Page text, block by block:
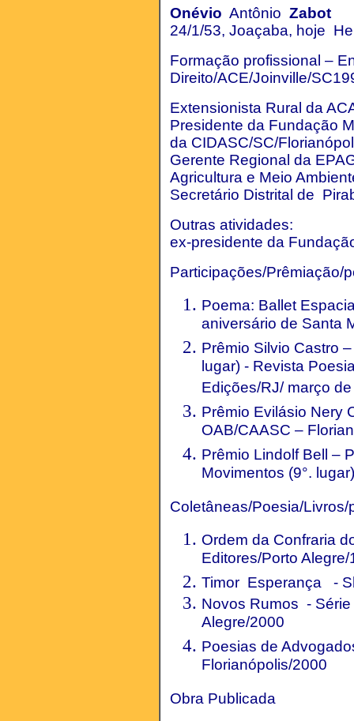
Onévio Antônio Zabot
24/1/53, Joaçaba, hoje
Formação profissional –
Direito/ACE/Joinville/
Extensionista Rural da
Presidente da Fundação
da CIDASC/SC/
Gerente Regional da
Agricultura e Meio
Secretário Distrital de
Outras atividades:
ex-presidente da
Participações/Prêmiação/
Poema: Ballet
aniversário de Santa
Prêmio Silvio Castro
lugar) - Revista
Edições/RJ/ março
Prêmio Evilásio Nery
OAB/CAASC –
Prêmio Lindolf Bell –
Movimentos (9°.
Coletâneas/Poesia/
Ordem da Confraria
Editores/Porto
Timor Esperança -
Novos Rumos -
Alegre/2000
Poesias de
Florianópolis/2000
Obra Publicada